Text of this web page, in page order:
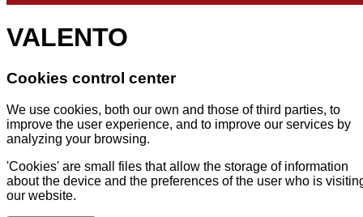
VALENTO
Cookies control center
We use cookies, both our own and those of third parties, to
improve the user experience, and to improve our services by
analyzing your browsing.
'Cookies' are small files that allow the storage of information
about the device and the preferences of the user who is
our website.